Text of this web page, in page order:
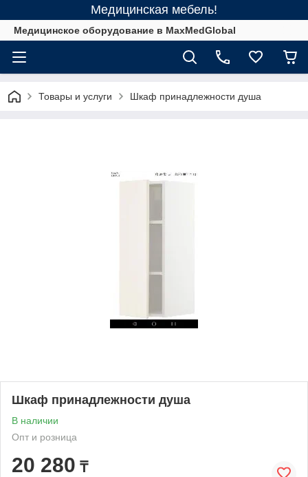
Медицинская мебель!
Медицинское оборудование в MaxMedGlobal
Товары и услуги Шкаф принадлежности душа
Шкаф принадлежности душа
В наличии
Опт и розница
20 280 ₸